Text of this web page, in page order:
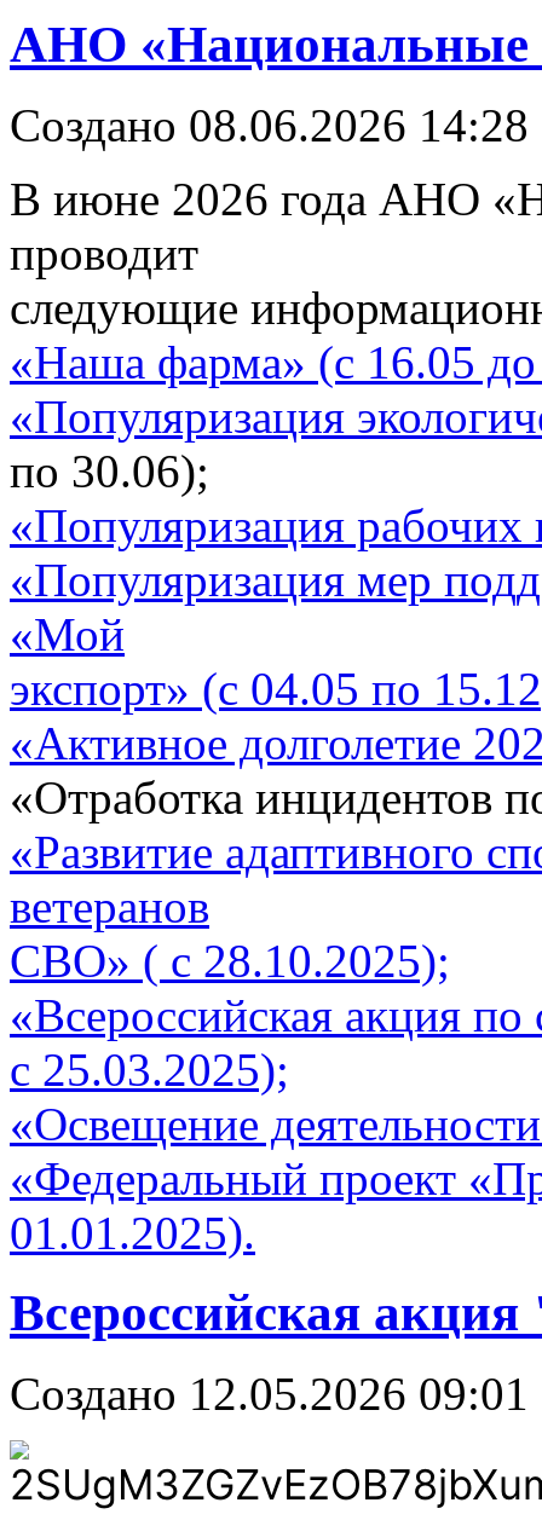
АНО «Национальные
Создано 08.06.2026 14:28
В июне 2026 года АНО
проводит
следующие
«Наша фарма» (с 16.05
«Популяризация
по 30.06);
«Популяризация
«Популяризация мер
«Мой
экспорт» (с 04.05 по
«Активное долголетие
«Отработка инцидентов
«Развитие адаптивного
ветеранов
СВО» ( с 28.10.2025);
«Всероссийская акция
с 25.03.2025);
«Освещение
«Федеральный проект
01.01.2025).
Всероссийская
Создано 12.05.2026 09:01